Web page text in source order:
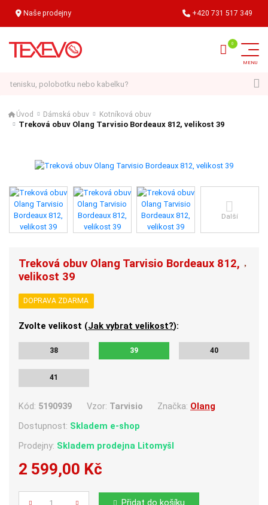
Naše prodejny +420 731 517 349
Úvod Dámská obuv Kotníková obuv
Treková obuv Olang Tarvisio Bordeaux 812, velikost 39
Další
Treková obuv Olang Tarvisio Bordeaux 812,
velikost 39
DOPRAVA ZDARMA
Zvolte velikost (Jak vybrat velikost?):
38 39 40
41
Kód: 5190939 Vzor: Tarvisio Značka: Olang
Dostupnost: Skladem e-shop
Prodejny: Skladem prodejna Litomyšl
2 599,00 Kč
Počet
Přidat do košíku